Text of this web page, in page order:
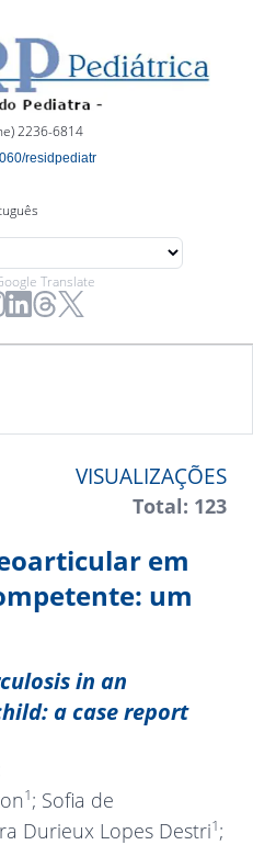
2236-6814
residpediatr
Translate
VISUALIZAÇÕES
Total: 123
em
um
in an
a case report
1; Sofia de
Durieux Lopes Destri1;